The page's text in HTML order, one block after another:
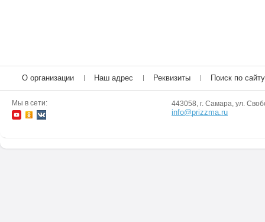
О организации Наш адрес Реквизиты Поиск по сайту
Мы в сети: 443058, г. Самара, ул.
info@prizzma.ru